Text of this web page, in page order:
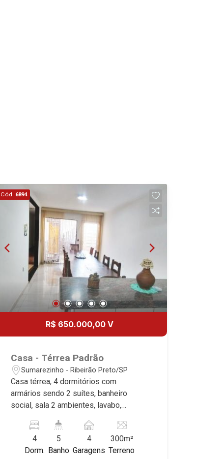
18
Aug/Tue
19
Aug/Wed
20
Aug/Thu
21
17:00
18:00
Cód. 6894
R$ 650.000,00 V
Casa - Térrea Padrão
Sumarezinho - Ribeirão Preto/SP
Casa térrea, 4 dormitórios com
armários sendo 2 suítes, banheiro
social, sala 2 ambientes, lavabo,
serviço, área de lazer com piscina,
churrasqueira, vestiário, corredor lateral,
aquecedor solar, 4 vagas cobertas,
4
Dorm.
5
Banho
4
Garagens
300m²
Terreno